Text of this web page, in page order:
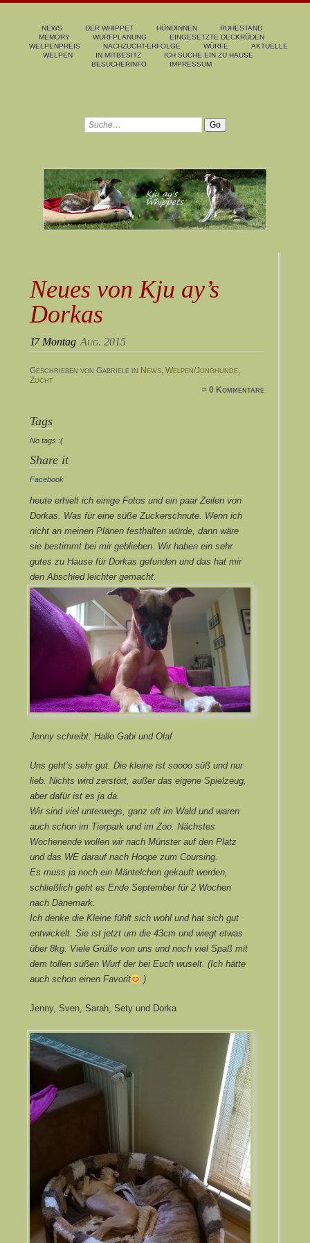
NEWS DER WHIPPET HÜNDINNEN
RUHESTAND
MEMORY
WURFPLANUNG
EINGESETZTE DECKRÜDEN
WELPENPREIS
NACHZUCHT-ERFOLGE WÜRFE
AKTUELLE
WELPEN
IN MITBESITZ
ICH SUCHE EIN ZU HAUSE
BESUCHERINFO
IMPRESSUM
Neues von Kju ay’s
Dorkas
17 Montag Aug. 2015
Geschrieben von Gabriele in News, Welpen/Junghunde,
Zucht
≈ 0 Kommentare
Tags
No tags :(
Share it
Facebook
heute erhielt ich einige Fotos und ein paar Zeilen von
Dorkas. Was für eine süße Zuckerschnute. Wenn ich
nicht an meinen Plänen festhalten würde, dann wäre
sie bestimmt bei mir geblieben. Wir haben ein sehr
gutes zu Hause für Dorkas gefunden und das hat mir
den Abschied leichter gemacht.
Jenny schreibt: Hallo Gabi und Olaf
Uns geht’s sehr gut. Die kleine ist soooo süß und nur
lieb. Nichts wird zerstört, außer das eigene Spielzeug,
aber dafür ist es ja da.
Wir sind viel unterwegs, ganz oft im Wald und waren
auch schon im Tierpark und im Zoo. Nächstes
Wochenende wollen wir nach Münster auf den Platz
und das WE darauf nach Hoope zum Coursing.
Es muss ja noch ein Mäntelchen gekauft werden,
schließlich geht es Ende September für 2 Wochen
nach Dänemark.
Ich denke die Kleine fühlt sich wohl und hat sich gut
entwickelt. Sie ist jetzt um die 43cm und wiegt etwas
über 8kg. Viele Grüße von uns und noch viel Spaß mit
dem tollen süßen Wurf der bei Euch wuselt. (Ich hätte
auch schon einen Favorit
)
Jenny, Sven, Sarah, Sety und Dorka